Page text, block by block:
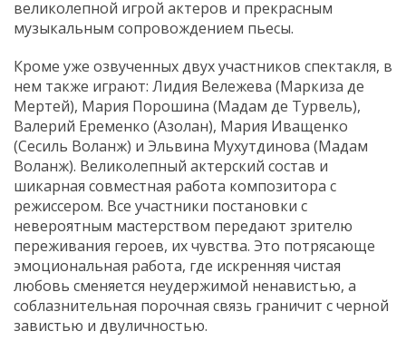
великолепной игрой актеров и прекрасным
музыкальным сопровождением пьесы.
Кроме уже озвученных двух участников спектакля, в
нем также играют: Лидия Вележева (Маркиза де
Мертей), Мария Порошина (Мадам де Турвель),
Валерий Еременко (Азолан), Мария Иващенко
(Сесиль Воланж) и Эльвина Мухутдинова (Мадам
Воланж). Великолепный актерский состав и
шикарная совместная работа композитора с
режиссером. Все участники постановки с
невероятным мастерством передают зрителю
переживания героев, их чувства. Это потрясающе
эмоциональная работа, где искренняя чистая
любовь сменяется неудержимой ненавистью, а
соблазнительная порочная связь граничит с черной
завистью и двуличностью.